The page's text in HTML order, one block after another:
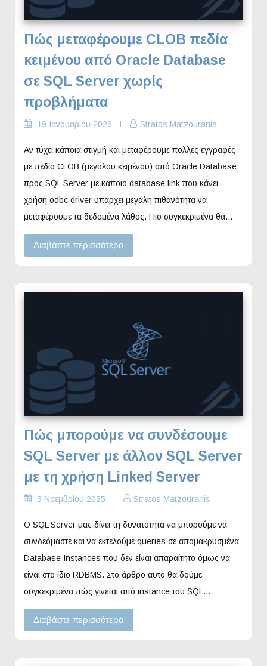
Πώς μεταφέρουμε CLOB πεδία
κειμένου από Oracle Database
σε SQL Server χωρίς
προβλήματα
19 Ιανουαρίου 2026 Stratos Matzouranis
Αν τύχει κάποια στιγμή και μεταφέρουμε πολλές εγγραφές
με πεδία CLOB (μεγάλου κειμένου) από Oracle Database
προς SQL Server με κάποιο database link που κάνει
χρήση odbc driver υπάρχει μεγάλη πιθανότητα να
μεταφέρουμε τα δεδομένα λάθος. Πιο συγκεκριμένα θα…
Διαβάστε περισσότερα
Πώς μπορούμε να συνδέσουμε
SQL Server με άλλον SQL Server
με τη χρήση Linked Server
3 Νοεμβρίου 2025 Stratos Matzouranis
Ο SQL Server μας δίνει τη δυνατότητα να μπορούμε να
συνδεόμαστε και να εκτελούμε queries σε απομακρυσμένα
Database Instances που δεν είναι απαραίτητο όμως να
είναι στο ίδιο RDBMS. Στο άρθρο αυτό θα δούμε
συγκεκριμένα πώς γίνεται από instance του SQL…
Διαβάστε περισσότερα